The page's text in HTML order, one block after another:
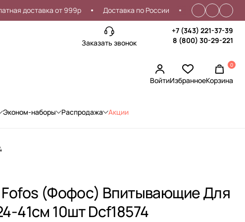
доставка от 999р Доставка по России Проблемы со
Заказать звонок
+7 (343) 221-37-39
8 (800) 30-29-221
ВойтиИзбранное
0
Корзина
Эконом-наборы Распродажа Акции
Fofos (Фофос) Впитывающие Для
41см 10шт Dcf18574